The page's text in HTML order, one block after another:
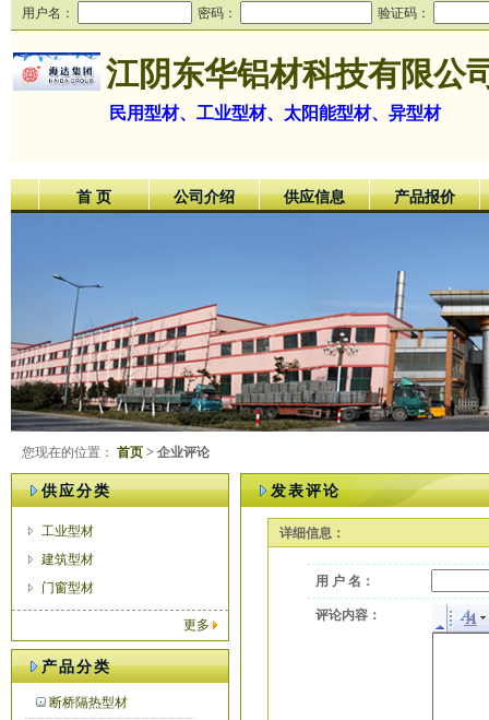
用户名： 密码： 验证码：
江阴东华铝材科技有限公
民用型材、工业型材、太阳能型材、异型材
首 页 公司介绍 供应信息 产品报价
您现在的位置： 首页 > 企业评论
供应分类
工业型材
建筑型材
门窗型材
更多
产品分类
断桥隔热型材
发表评论
详细信息：
用 户 名：
评论内容：